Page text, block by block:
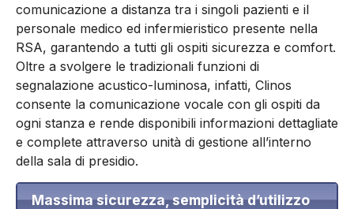
comunicazione a distanza tra i singoli pazienti e il
personale medico ed infermieristico presente nella
RSA, garantendo a tutti gli ospiti sicurezza e comfort.
Oltre a svolgere le tradizionali funzioni di
segnalazione acustico-luminosa, infatti, Clinos
consente la comunicazione vocale con gli ospiti da
ogni stanza e rende disponibili informazioni dettagliate
e complete attraverso unità di gestione all’interno
della sala di presidio.
Massima sicurezza, semplicità d’utilizzo